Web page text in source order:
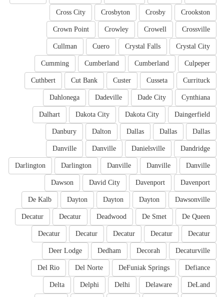
Crookston
Crosby
Crosbyton
Cross City
Crossville
Crowell
Crowley
Crown Point
Crystal City
Crystal Falls
Cuero
Cullman
Culpeper
Cumberland
Cumberland
Cumming
Currituck
Cusseta
Custer
Cut Bank
Cuthbert
Cynthiana
Dade City
Dadeville
Dahlonega
Daingerfield
Dakota City
Dakota City
Dalhart
Dallas
Dallas
Dallas
Dalton
Danbury
Dandridge
Danielsville
Danville
Danville
Danville
Danville
Danville
Darlington
Darlington
Davenport
Davenport
David City
Dawson
Dawsonville
Dayton
Dayton
Dayton
De Kalb
De Queen
De Smet
Deadwood
Decatur
Decatur
Decatur
Decatur
Decatur
Decatur
Decatur
Decaturville
Decorah
Dedham
Deer Lodge
Defiance
DeFuniak Springs
Del Norte
Del Rio
DeLand
Delaware
Delhi
Delphi
Delta